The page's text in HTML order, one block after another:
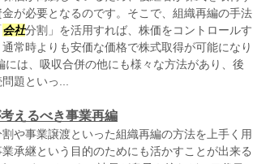
が必要となるのです。そこで、組織再編の手法
会社分割」を活用すれば、株価をコントロールす
常時よりも安価な価格で株式取得が可能になり
には、吸収合併の他にも様々な方法があり、後
題といっ...
えるべき事業再編
割や事業譲渡といった組織再編の方法を上手く用
承継という目的のためにも活かすことが出来る